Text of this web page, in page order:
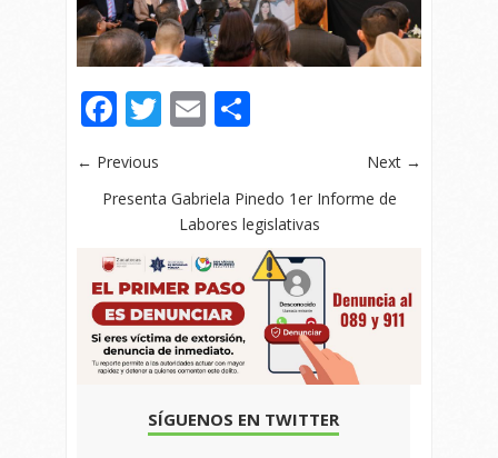
Facebook
Twitter
Email
← Previous
Next →
Presenta Gabriela Pinedo 1er Informe de
Labores legislativas
SÍGUENOS EN TWITTER